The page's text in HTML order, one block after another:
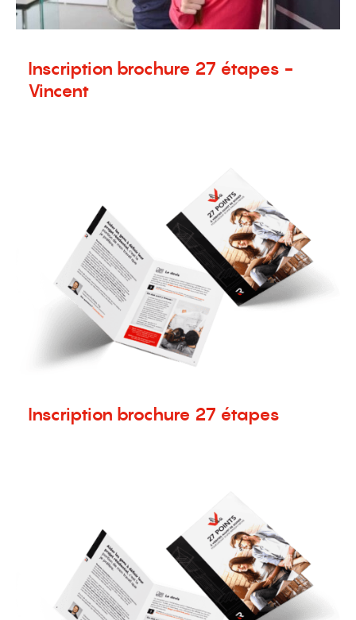
Inscription brochure 27 étapes -
Vincent
Inscription brochure 27 étapes